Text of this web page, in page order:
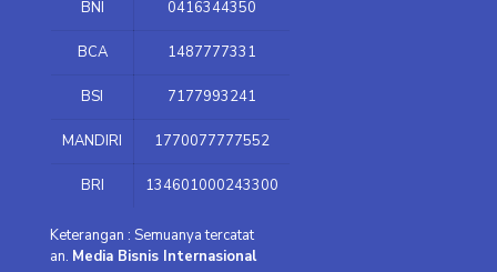
BNI
0416344350
BCA 1487777331
BSI 7177993241
MANDIRI 1770077777552
BRI 134601000243300
Keterangan : Semuanya tercatat
an. Media Bisnis Internasional